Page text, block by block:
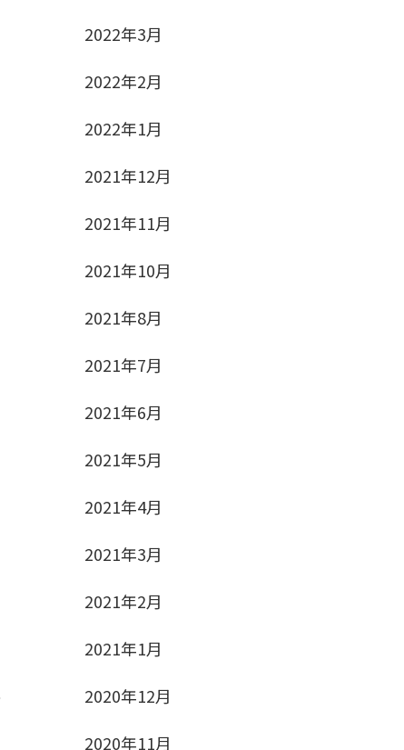
2022年3月
2022年2月
2022年1月
2021年12月
2021年11月
2021年10月
2021年8月
2021年7月
2021年6月
2021年5月
2021年4月
2021年3月
2021年2月
2021年1月
2020年12月
2020年11月